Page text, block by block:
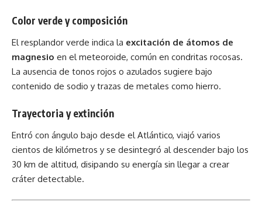
Color verde y composición
El resplandor verde indica la excitación de átomos de
magnesio en el meteoroide, común en condritas rocosas.
La ausencia de tonos rojos o azulados sugiere bajo
contenido de sodio y trazas de metales como hierro.
Trayectoria y extinción
Entró con ángulo bajo desde el Atlántico, viajó varios
cientos de kilómetros y se desintegró al descender bajo los
30 km de altitud, disipando su energía sin llegar a crear
cráter detectable.